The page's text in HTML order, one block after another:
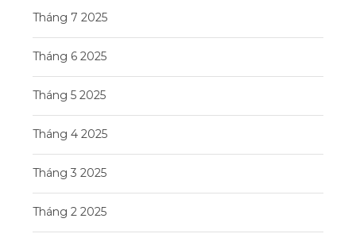
Tháng 7 2025
Tháng 6 2025
Tháng 5 2025
Tháng 4 2025
Tháng 3 2025
Tháng 2 2025